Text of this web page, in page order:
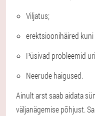
Viljatus;
erektsioonihäired
Püsivad probleemid
Neerude haigused.
Ainult arst saab aidata
väljanägemise põhjust.